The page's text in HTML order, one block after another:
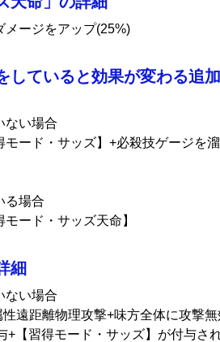
メージをアップ(25%)
していると効果が変わる追加
ない場合
ード・サッズ】+必殺技ゲージを溜
る場合
ード・サッズ天命】
細
ない場合
遠距離物理攻撃+味方全体に攻撃無
+【習得モード・サッズ】が付与さ